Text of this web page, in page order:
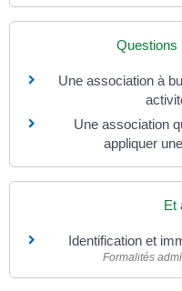
Questions
Une association à
Une association
appliquer
Et
Identification et
Formalités